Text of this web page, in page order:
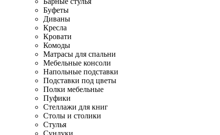
Буфеты
Диваны
Кресла
Кровати
Комоды
Матрасы для спальни
Мебельные консоли
Напольные подставки
Подставки под цветы
Полки мебельные
Пуфики
Стеллажи для книг
Столы и столики
Стулья
Сундуки